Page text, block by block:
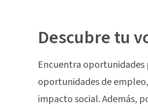
Descubre tu
Encuentra
oportunidades de
impacto social. Además,